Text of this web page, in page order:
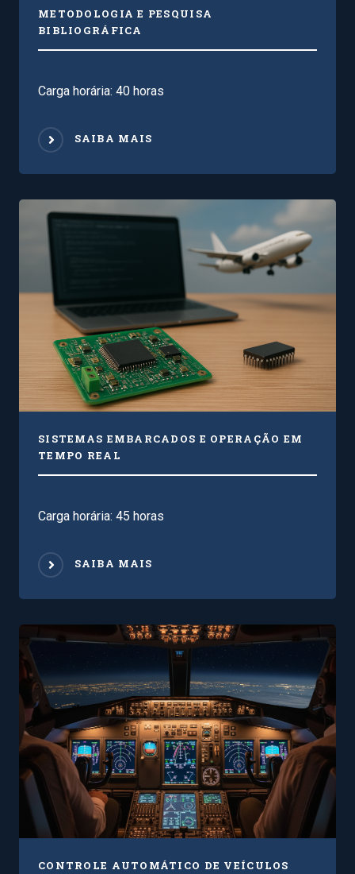
METODOLOGIA E PESQUISA
BIBLIOGRÁFICA
Carga horária: 40 horas
SAIBA MAIS
SISTEMAS EMBARCADOS E OPERAÇÃO EM
TEMPO REAL
Carga horária: 45 horas
SAIBA MAIS
CONTROLE AUTOMÁTICO DE VEÍCULOS